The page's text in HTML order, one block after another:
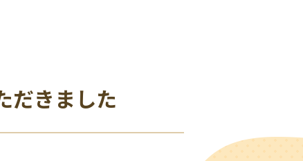
だきました